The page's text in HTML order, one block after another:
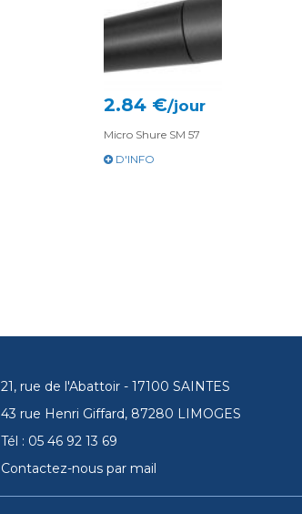
2.84 €/jour
Micro Shure SM 57
D'INFO
21, rue de l'Abattoir - 17100 SAINTES
43 rue Henri Giffard, 87280 LIMOGES
Tél : 05 46 92 13 69
Contactez-nous par mail